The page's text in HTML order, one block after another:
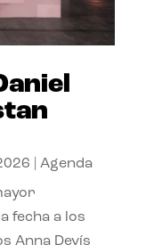
Agenda
fecha a los
Anna Devís